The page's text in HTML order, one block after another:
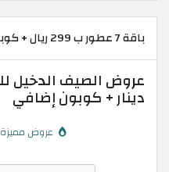
باقة 7 عطور ب 299 ريال + كوبون 5%
دينار + كوبون إضافي
عروض مميزة